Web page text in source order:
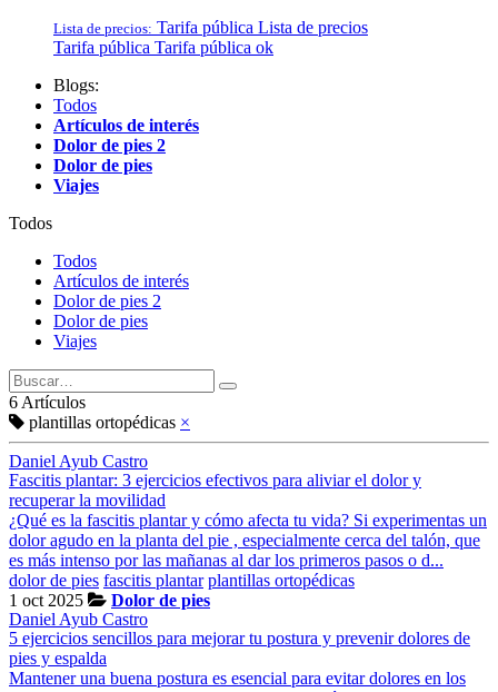
Lista de precios: Tarifa pública Lista de precios
Tarifa pública Tarifa pública ok
Blogs:
Todos
Artículos de interés
Dolor de pies 2
Dolor de pies
Viajes
Todos
Todos
Artículos de interés
Dolor de pies 2
Dolor de pies
Viajes
6 Artículos
plantillas ortopédicas ×
Daniel Ayub Castro
Fascitis plantar: 3 ejercicios efectivos para aliviar el dolor y
recuperar la movilidad
¿Qué es la fascitis plantar y cómo afecta tu vida? Si experimentas un
dolor agudo en la planta del pie , especialmente cerca del talón, que
es más intenso por las mañanas al dar los primeros pasos o d...
dolor de pies fascitis plantar plantillas ortopédicas
1 oct 2025
Dolor de pies
Daniel Ayub Castro
5 ejercicios sencillos para mejorar tu postura y prevenir dolores de
pies y espalda
Mantener una buena postura es esencial para evitar dolores en los